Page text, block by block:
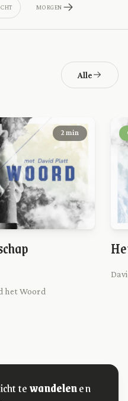
MORGEN
Alle
2 min
het Woord
tewandelenen